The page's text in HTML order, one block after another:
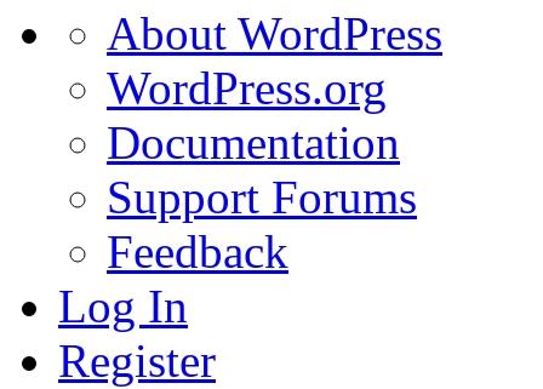
WordPressAbout WordPress
WordPress.org
Documentation
Support Forums
Feedback
Log In
Register